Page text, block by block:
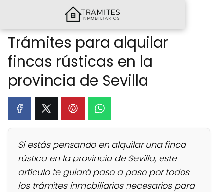
Trámites para alquilar
fincas rústicas en la
provincia de Sevilla
Si estás pensando en alquilar una finca
rústica en la provincia de Sevilla, este
artículo te guiará paso a paso por todos
los trámites inmobiliarios necesarios para